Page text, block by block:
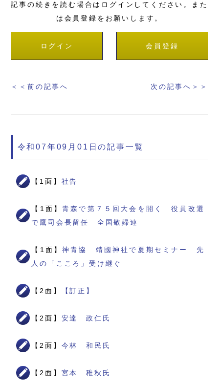
記事の続きを読む場合はログインしてください。また
は会員登録をお願いします。
ログイン 会員登録
＜＜前の記事へ 次の記事へ＞＞
令和07年09月01日の記事一覧
【1面】 社告
【1面】青森で第７５回大会を開く 役員改選
で鷹司会長留任 全国敬婦連
【1面】神青協 靖國神社で夏期セミナー 先
人の「こころ」受け継ぐ
【2面】 【訂正】
【2面】 安達 政仁氏
【2面】 今林 和民氏
【2面】 宮本 稚秋氏